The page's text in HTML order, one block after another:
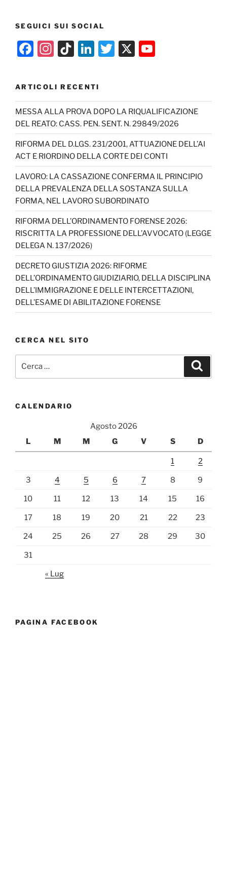
SEGUICI SUI SOCIAL
F
c
e
b
o
o
k
In
a
gr
a
m
Ti
T
o
k
Li
k
e
dI
n
T
er
X
T
u
b
e
C
h
a
n
n
el
ARTICOLI RECENTI
MESSA ALLA PROVA DOPO LA RIQUALIFICAZIONE
DEL REATO: CASS. PEN. SENT. N. 29849/2026
RIFORMA DEL D.LGS. 231/2001, ATTUAZIONE DELL’AI
ACT E RIORDINO DELLA CORTE DEI CONTI
LAVORO: LA CASSAZIONE CONFERMA IL PRINCIPIO
DELLA PREVALENZA DELLA SOSTANZA SULLA
FORMA, NEL LAVORO SUBORDINATO
RIFORMA DELL’ORDINAMENTO FORENSE 2026:
RISCRITTA LA PROFESSIONE DELL’AVVOCATO (LEGGE
DELEGA N. 137/2026)
DECRETO GIUSTIZIA 2026: RIFORME
DELL’ORDINAMENTO GIUDIZIARIO, DELLA DISCIPLINA
DELL’IMMIGRAZIONE E DELLE INTERCETTAZIONI,
DELL’ESAME DI ABILITAZIONE FORENSE
CERCA NEL SITO
CALENDARIO
Agosto 2026
L
M M G V S D
1 2
3 4 5 6 7 8 9
10 11 12 13 14 15 16
17 18 19 20 21 22 23
24 25 26 27 28 29 30
31
« Lug
PAGINA FACEBOOK